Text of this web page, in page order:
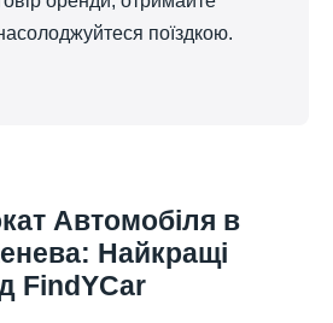
поїздкою.
Автомобіля в
Найкращі
FindYCar